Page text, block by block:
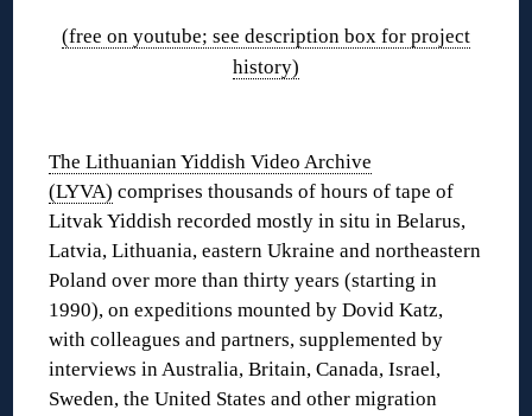
(free on youtube; see description box for project
history)
The Lithuanian Yiddish Video Archive
(LYVA) comprises thousands of hours of tape of
Litvak Yiddish recorded mostly in situ in Belarus,
Latvia, Lithuania, eastern Ukraine and northeastern
Poland over more than thirty years (starting in
1990), on expeditions mounted by Dovid Katz,
with colleagues and partners, supplemented by
interviews in Australia, Britain, Canada, Israel,
Sweden, the United States and other migration